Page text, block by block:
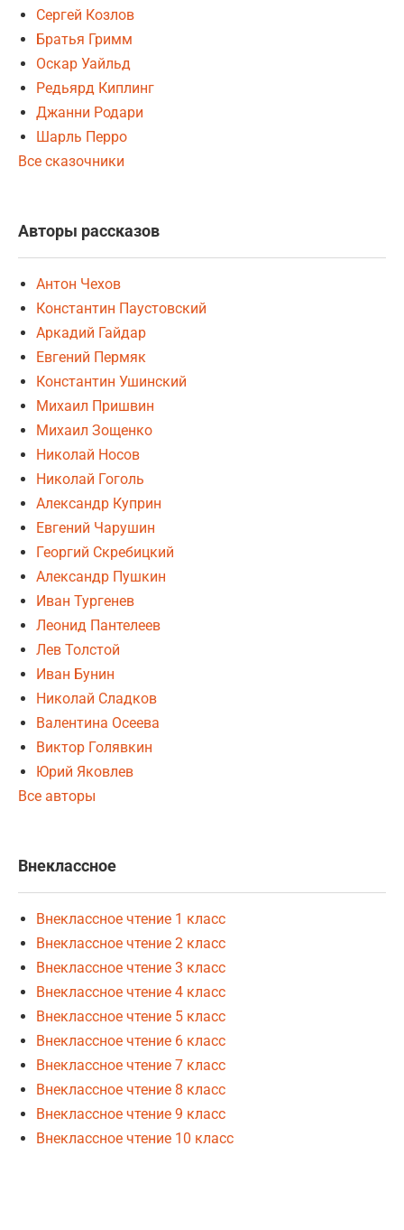
Сергей Козлов
Братья Гримм
Оскар Уайльд
Редьярд Киплинг
Джанни Родари
Шарль Перро
Все сказочники
Авторы рассказов
Антон Чехов
Константин Паустовский
Аркадий Гайдар
Евгений Пермяк
Константин Ушинский
Михаил Пришвин
Михаил Зощенко
Николай Носов
Николай Гоголь
Александр Куприн
Евгений Чарушин
Георгий Скребицкий
Александр Пушкин
Иван Тургенев
Леонид Пантелеев
Лев Толстой
Иван Бунин
Николай Сладков
Валентина Осеева
Виктор Голявкин
Юрий Яковлев
Все авторы
Внеклассное
Внеклассное чтение 1 класс
Внеклассное чтение 2 класс
Внеклассное чтение 3 класс
Внеклассное чтение 4 класс
Внеклассное чтение 5 класс
Внеклассное чтение 6 класс
Внеклассное чтение 7 класс
Внеклассное чтение 8 класс
Внеклассное чтение 9 класс
Внеклассное чтение 10 класс